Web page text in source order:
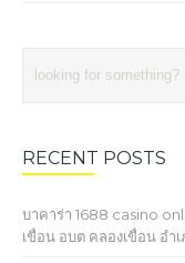
RECENT POSTS
บาคาร่า 1688 casino
เขื่อน อบต คลองเขื่อน อำ